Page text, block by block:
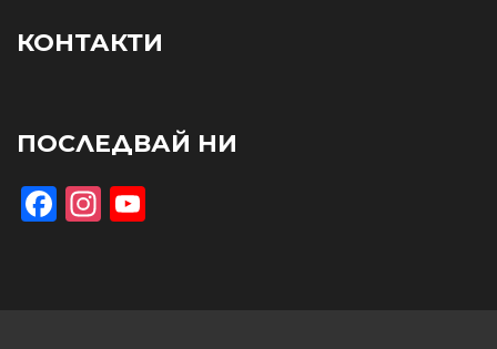
КОНТАКТИ
ПОСЛЕДВАЙ НИ
Facebook
Instagram